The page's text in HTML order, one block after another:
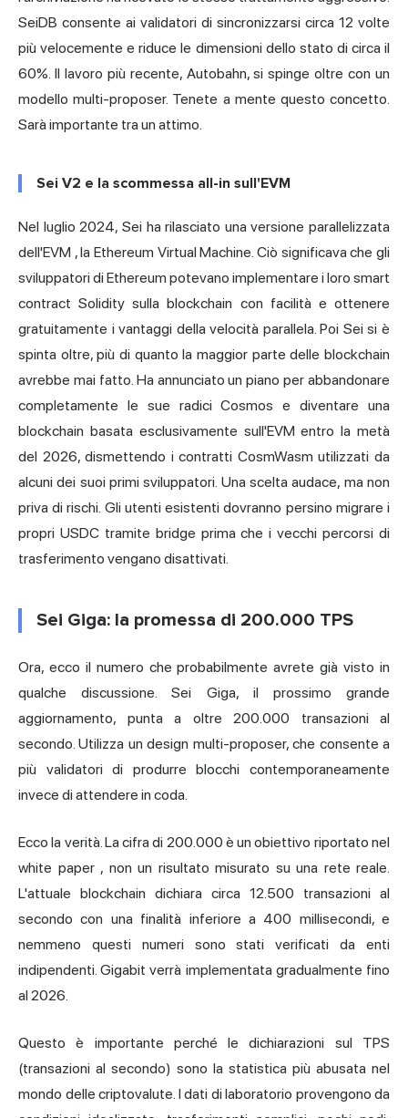
SeiDB consente ai validatori di sincronizzarsi circa 12 volte
più velocemente e riduce le dimensioni dello stato di circa il
60%. Il lavoro più recente, Autobahn, si spinge oltre con un
modello multi-proposer. Tenete a mente questo concetto.
Sarà importante tra un attimo.
Sei V2 e la scommessa all-in sull'EVM
Nel luglio 2024, Sei ha rilasciato una versione parallelizzata
dell'EVM , la Ethereum Virtual Machine. Ciò significava che gli
sviluppatori di Ethereum potevano implementare i loro smart
contract Solidity sulla blockchain con facilità e ottenere
gratuitamente i vantaggi della velocità parallela. Poi Sei si è
spinta oltre, più di quanto la maggior parte delle blockchain
avrebbe mai fatto. Ha annunciato un piano per abbandonare
completamente le sue radici Cosmos e diventare una
blockchain basata esclusivamente sull'EVM entro la metà
del 2026, dismettendo i contratti CosmWasm utilizzati da
alcuni dei suoi primi sviluppatori. Una scelta audace, ma non
priva di rischi. Gli utenti esistenti dovranno persino migrare i
propri USDC tramite bridge prima che i vecchi percorsi di
trasferimento vengano disattivati.
Sei Giga: la promessa di 200.000 TPS
Ora, ecco il numero che probabilmente avrete già visto in
qualche discussione. Sei Giga, il prossimo grande
aggiornamento, punta a oltre 200.000 transazioni al
secondo. Utilizza un design multi-proposer, che consente a
più validatori di produrre blocchi contemporaneamente
invece di attendere in coda.
Ecco la verità. La cifra di 200.000 è unobiettivo riportato nel
white paper, non un risultato misurato su una rete reale.
L'attuale blockchain dichiara circa 12.500 transazioni al
secondo con una finalità inferiore a 400 millisecondi, e
nemmeno questi numeri sono stati verificati da enti
indipendenti. Gigabit verrà implementata gradualmente fino
al 2026.
Questo è importante perché le dichiarazioni sul TPS
(transazioni al secondo) sono la statistica più abusata nel
mondo delle criptovalute. I dati di laboratorio provengono da